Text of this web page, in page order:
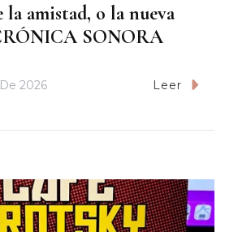
la amistad, o la nueva
SONORA
2026 Leer